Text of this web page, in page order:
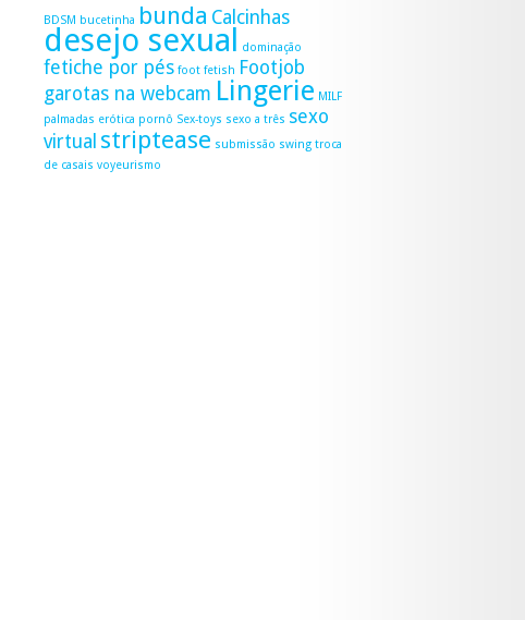
BDSM bucetinha bunda Calcinhas
desejo sexual dominação
fetiche por pés foot fetish Footjob
garotas na webcam Lingerie MILF
palmadas erótica pornô Sex-toys sexo a três sexo
virtual striptease submissão swing troca
de casais voyeurismo